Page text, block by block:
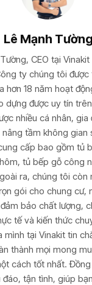
Lê Mạnh Tường
CEO tại
ty chúng tôi được
hơn 18 năm hoạt
dựng được uy tín
nhiều cá nhân, gia
tầm không gian
cấp bao gồm tủ
tủ bếp gỗ công
ra, chúng tôi còn
gói cho chung cư,
bảo chất lượng,
tế và kiến thức
mình tại Vinakit tin
thành mọi mong
cách tốt nhất.
đáo, tận tình, giúp